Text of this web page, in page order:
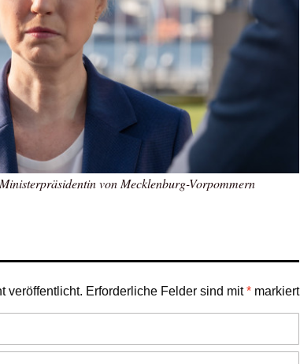
von Mecklenburg-Vorpommern
veröffentlicht. Erforderliche Felder sind mit* markiert